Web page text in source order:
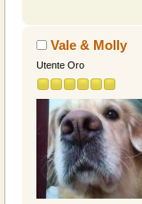
Vale & Molly
Utente Oro